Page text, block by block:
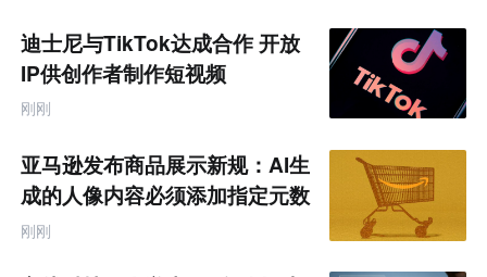
迪士尼与TikTok达成合作 开放
IP供创作者制作短视频
刚刚
亚马逊发布商品展示新规：AI生
成的人像内容必须添加指定元数
据
刚刚